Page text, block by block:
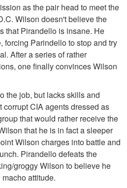
as the pair head to meet the
Wilson doesn't believe the
that Pirandello is insane. He
forcing Parindello to stop and try
After a series of rather
one finally convinces Wilson
the job, but lacks skills and
CIA agents dressed as
that would rather receive the
that he is in fact a sleeper
Wilson charges into battle and
Pirandello defeats the
groggy Wilson to believe he
attitude.